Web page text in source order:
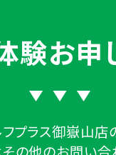
験お申
フプラス御嶽山